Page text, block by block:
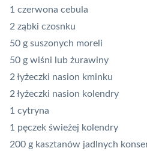
1 czerwona cebula
2 ząbki czosnku
50 g suszonych moreli
50 g wiśni lub żurawiny
2 łyżeczki nasion kminku
2 łyżeczki nasion kolendry
1 cytryna
1 pęczek świeżej kolendry
200 g kasztanów jadlnych